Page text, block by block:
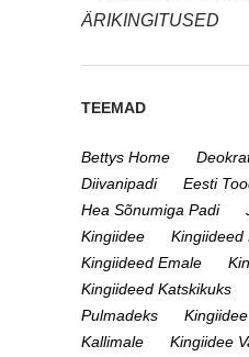
ÄRIKINGITUSED
TEEMAD
Bettys Home
Diivanipadi
Eesti
Hea Sõnumiga Padi
Kingiidee
Kingiideed
Kingiideed Emale
Kingiideed Katskikuks
Pulmadeks
Kallimale
Kingiidee